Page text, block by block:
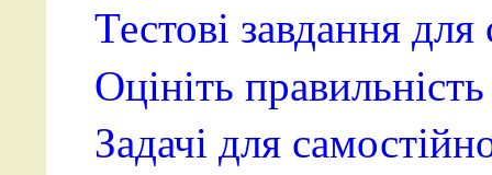
Тестові завдання
Оцініть
Задачі для